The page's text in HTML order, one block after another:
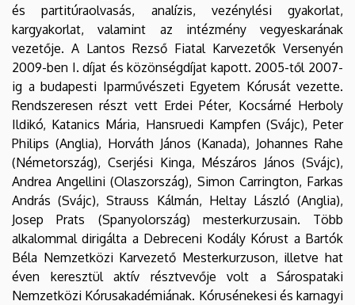
és partitúraolvasás, analízis, vezénylési gyakorlat,
kargyakorlat, valamint az intézmény vegyeskarának
vezetője. A Lantos Rezső Fiatal Karvezetők Versenyén
2009-ben I. díjat és közönségdíjat kapott. 2005-től 2007-
ig a budapesti Iparművészeti Egyetem Kórusát vezette.
Rendszeresen részt vett Erdei Péter, Kocsárné Herboly
Ildikó, Katanics Mária, Hansruedi Kampfen (Svájc), Peter
Philips (Anglia), Horváth János (Kanada), Johannes Rahe
(Németország), Cserjési Kinga, Mészáros János (Svájc),
Andrea Angellini (Olaszország), Simon Carrington, Farkas
András (Svájc), Strauss Kálmán, Heltay László (Anglia),
Josep Prats (Spanyolország) mesterkurzusain. Több
alkalommal dirigálta a Debreceni Kodály Kórust a Bartók
Béla Nemzetközi Karvezető Mesterkurzuson, illetve hat
éven keresztül aktív résztvevője volt a Sárospataki
Nemzetközi Kórusakadémiának. Kórusénekesi és karnagyi